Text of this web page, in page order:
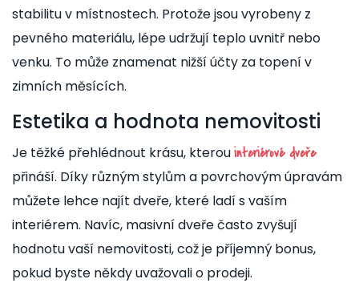
stabilitu v místnostech. Protože jsou vyrobeny z
pevného materiálu, lépe udržují teplo uvnitř nebo
venku. To může znamenat nižší účty za topení v
zimních měsících.
Estetika a hodnota nemovitosti
Je těžké přehlédnout krásu, kterouinteriérové dveře
přináší. Díky různým stylům a povrchovým úpravám
můžete lehce najít dveře, které ladí s vaším
interiérem. Navíc, masivní dveře často zvyšují
hodnotu vaší nemovitosti, což je příjemný bonus,
pokud byste někdy uvažovali o prodeji.